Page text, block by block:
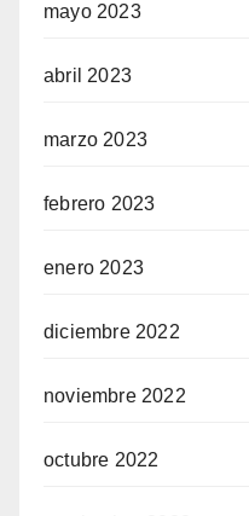
mayo 2023
abril 2023
marzo 2023
febrero 2023
enero 2023
diciembre 2022
noviembre 2022
octubre 2022